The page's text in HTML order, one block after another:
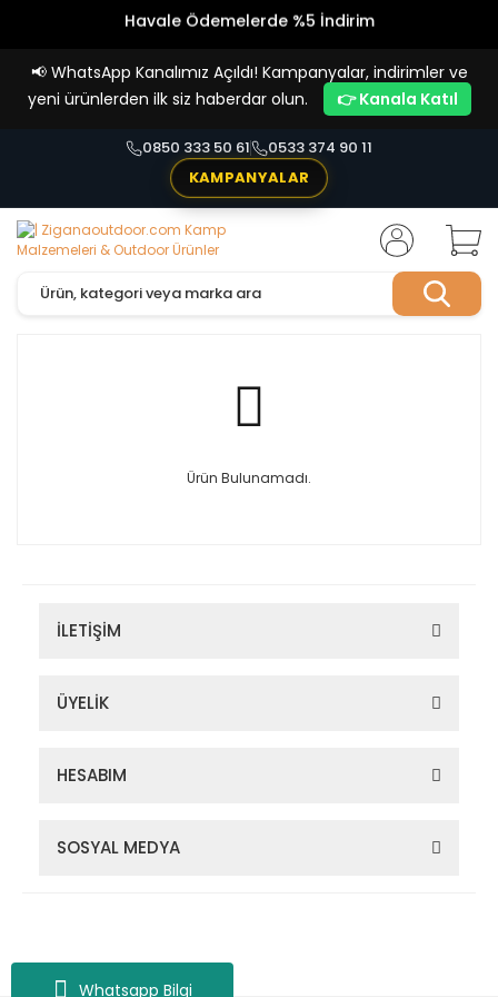
Whatsapp Bilgi
Havale Ödemelerde %5 İndirim
📢 WhatsApp Kanalımız Açıldı! Kampanyalar, indirimler ve
yeni ürünlerden ilk siz haberdar olun.
👉 Kanala Katıl
0850 333 50 61
0533 374 90 11
KAMPANYALAR
Ürün Bulunamadı.
İLETİŞİM
ÜYELİK
HESABIM
SOSYAL MEDYA